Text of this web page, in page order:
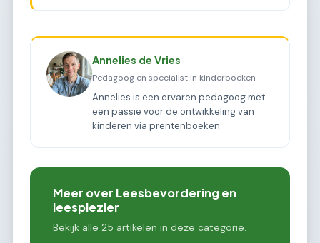
Annelies de Vries
Pedagoog en specialist in kinderboeken
Annelies is een ervaren pedagoog met
een passie voor de ontwikkeling van
kinderen via prentenboeken.
Meer over Leesbevordering en
leesplezier
Bekijk alle 25 artikelen in deze categorie.